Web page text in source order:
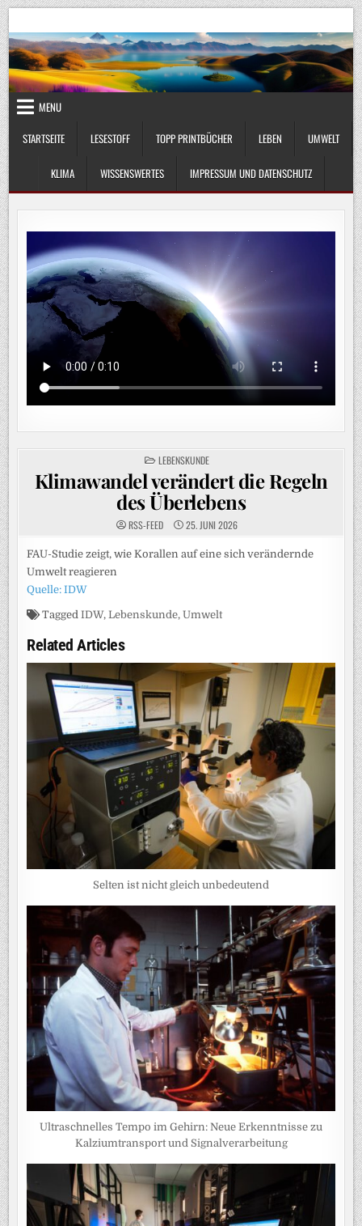
Skip
to
content
UmweltKlima.com
MENU
STARTSEITE
LESESTOFF TOPP PRINTBÜCHER LEBEN UMWELT
KLIMA WISSENSWERTES IMPRESSUM UND DATENSCHUTZ
POSTED
IN
LEBENSKUNDE
Klimawandel verändert die Regeln
des Überlebens
RSS-FEED 25. JUNI 2026
FAU-Studie zeigt, wie Korallen auf eine sich verändernde
Umwelt reagieren
Quelle: IDW
TaggedIDW,Lebenskunde,Umwelt
Related Articles
Selten ist nicht gleich unbedeutend
Ultraschnelles Tempo im Gehirn: Neue Erkenntnisse zu
Kalziumtransport und Signalverarbeitung